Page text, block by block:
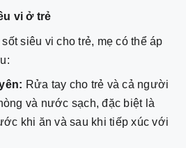
vi ở trẻ
siêu vi cho trẻ, mẹ có thể áp
Rửa tay cho trẻ và cả người
và nước sạch, đặc biệt là
khi ăn và sau khi tiếp xúc với